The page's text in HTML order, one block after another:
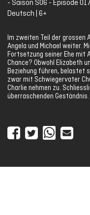
- Saison S06 - Episode 017
Deutsch | 6+
Im zweiten Teil der
Angela und Michael weiter.
Fortsetzung seiner Ehe mit
Chance? Obwohl Elizabeth
Beziehung führen, belastet
zwar mit Schwiegervater
Charlie nehmen zu.
überraschenden Geständnis.